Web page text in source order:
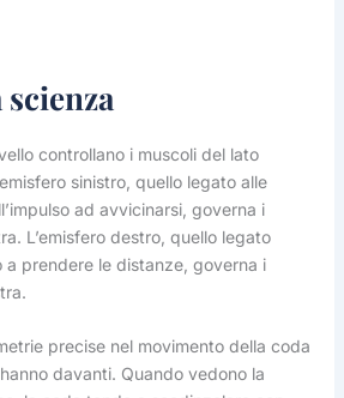
scienza
controllano i muscoli del lato
sinistro, quello legato alle
ad avvicinarsi, governa i
L’emisfero destro, quello legato
a prendere le distanze, governa i
precise nel movimento della coda
davanti. Quando vedono la